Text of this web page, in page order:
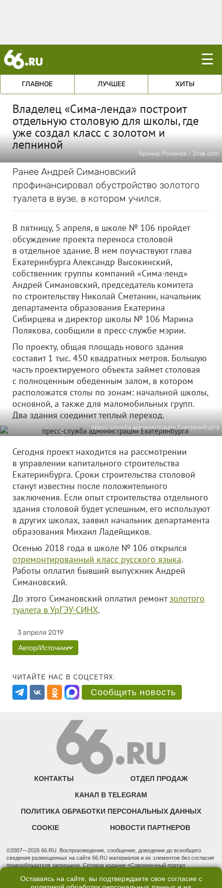
☰
ГЛАВНОЕ ЛУЧШЕЕ ХИТЫ
Владелец «Сима-ленда» построит
отдельную столовую для школы, где
уже создал класс с золотом и
лепниной
Яромир Романов / Znak.com
Ранее Андрей Симановский
профинансировал обустройство золотого
туалета в вузе, в котором учился.
В пятницу, 5 апреля, в школе № 106 пройдет
обсуждение проекта переноса столовой
в отдельное здание. В нем поучаствуют глава
Екатеринбурга Александр Высокинский,
собственник группы компаний «Сима-ленд»
Андрей Симановский, председатель комитета
по строительству Николай Сметанин, начальник
департамента образования Екатерина
Сибирцева и директор школы № 106 Марина
Полякова, сообщили в пресс-службе мэрии.
По проекту, общая площадь нового здания
составит 1 тыс. 450 квадратных метров. Большую
часть проектируемого объекта займет столовая
с полноценным обеденным залом, в котором
расположатся столы по зонам: начальной школы,
основной, а также для маломобильных групп.
Два здания соединит теплый переход.
пресс-служба администрации Екатеринбурга
Сегодня проект находится на рассмотрении
в управлении капитального строительства
Екатеринбурга. Сроки строительства столовой
станут известны после положительного
заключения. Если опыт строительства отдельного
здания столовой будет успешным, его используют
в других школах, заявил начальник департамента
образования Михаил Ладейщиков.
Осенью 2018 года в школе № 106 открылся
отремонтированный класс русского языка.
Работы оплатил бывший выпускник Андрей
Симановский.
До этого Симановский оплатил ремонтзолотого
туалета в УрГЭУ-СИНХ.
3 апреля 2019
Автор/Источник
ЧИТАЙТЕ НАС В СОЦСЕТЯХ:
Сообщить новость
КОНТАКТЫ ОТДЕЛ ПРОДАЖ
КАНАЛ В TELEGRAM
ПОЛИТИКА ОБРАБОТКИ ПЕРСОНАЛЬНЫХ ДАННЫХ
COOKIE НОВОСТИ ПАРТНЕРОВ
©2007—2026 66.RU. Воспроизведение, сообщение, доведение до всеобщего
сведения размещенных на сайте 66.RU материалов и их элементов без согласия
правообладателя запрещено. Сетевое издание «Современный портал
надзору в сфере связи, информационных технологий и массовых коммуникаций
Оставаясь на сайте, вы подтверждаете свое согласие с